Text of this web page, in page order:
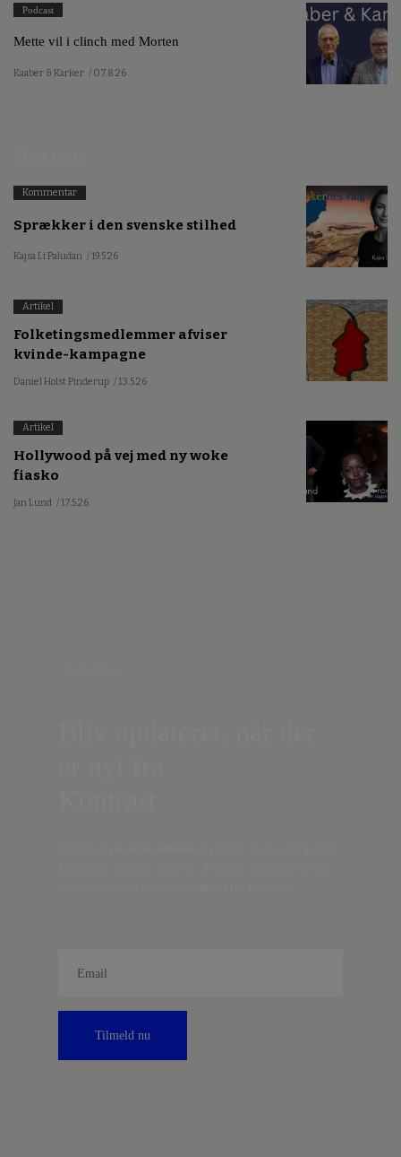
Podcast
Mette vil i clinch med Morten
Kaaber & Karker / 07.8.26
Kommentar
Sprækker i den svenske stilhed
Kajsa Li Paludan / 19.5.26
Artikel
Folketingsmedlemmer afviser
kvinde-kampagne
Daniel Holst Pinderup / 13.5.26
Artikel
Hollywood på vej med ny woke
fiasko
Jan Lund / 17.5.26
Tilmeld nu